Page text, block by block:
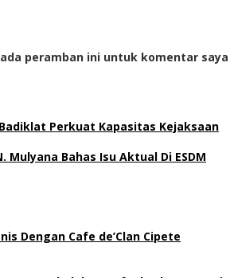
peramban ini untuk komentar
Perkuat Kapasitas Kejaksaan
Mulyana Bahas Isu Aktual Di ESDM
Dengan Cafe de’Clan Cipete